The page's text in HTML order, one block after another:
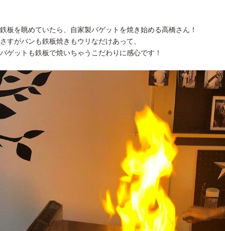
鉄板を眺めていたら、自家製バゲットを焼き始める高橋さん！
さすがパンも鉄板焼きもウリなだけあって、
バゲットも鉄板で焼いちゃうこだわりに感心です！